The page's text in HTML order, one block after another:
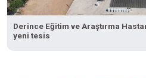
Derince Eğitim ve Araştırma
yeni tesis